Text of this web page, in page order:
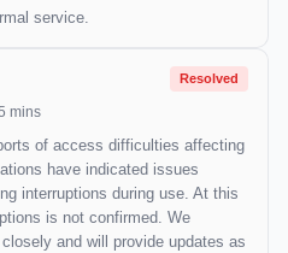
service.
Resolved
mins
of access difficulties affecting
have indicated issues
interruptions during use. At this
is not confirmed. We
and will provide updates as